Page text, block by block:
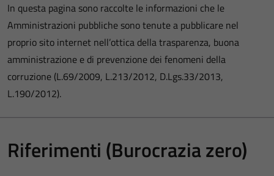
In questa pagina sono raccolte le informazioni che le
Amministrazioni pubbliche sono tenute a pubblicare nel
proprio sito internet nell’ottica della trasparenza, buona
amministrazione e di prevenzione dei fenomeni della
corruzione (L.69/2009, L.213/2012, D.Lgs.33/2013,
L.190/2012).
Riferimenti (Burocrazia zero)